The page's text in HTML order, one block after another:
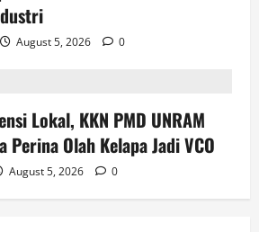
August 5, 2026
0
Lokal, KKN PMD UNRAM
Perina Olah Kelapa Jadi VCO
August 5, 2026 0